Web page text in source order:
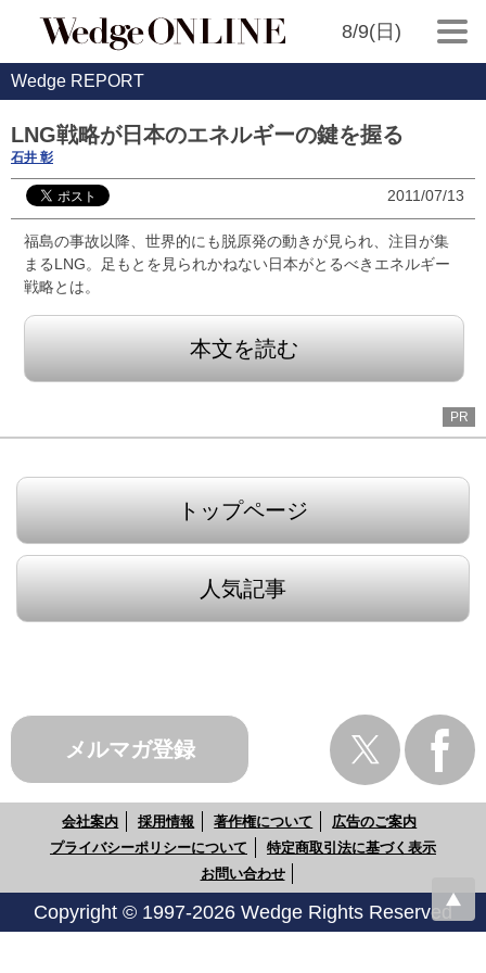
8/9(日)
Wedge REPORT
LNG戦略が日本のエネルギーの鍵を握る
石井 彰
2011/07/13
福島の事故以降、世界的にも脱原発の動きが見られ、注目が集
まるLNG。足もとを見られかねない日本がとるべきエネルギー
戦略とは。
本文を読む
PR
トップページ
人気記事
メルマガ登録
会社案内 採用情報 著作権について
広告のご案内
プライバシーポリシーについて
特定商取引法に基づく表示
お問い合わせ
Copyright © 1997-2026 Wedge Rights Reserved